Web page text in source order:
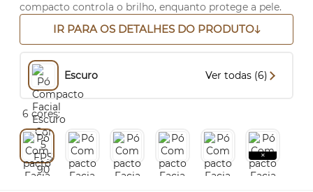
compacto controla o brilho, enquanto protege a pele.
IR PARA OS DETALHES DO PRODUTO
Escuro Ver todas (6)
6 cores: